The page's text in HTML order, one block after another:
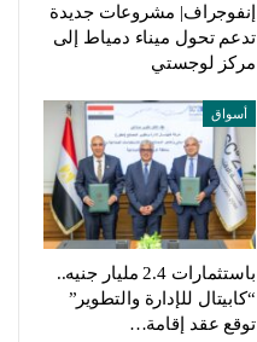
إنفوجراف| مشروعات جديدة
تدعم تحول ميناء دمياط إلى
مركز لوجستي
أسواق
باستثمارات 2.4 مليار جنيه..
“كابيتال للإدارة والتطوير”
توقع عقد إقامة…